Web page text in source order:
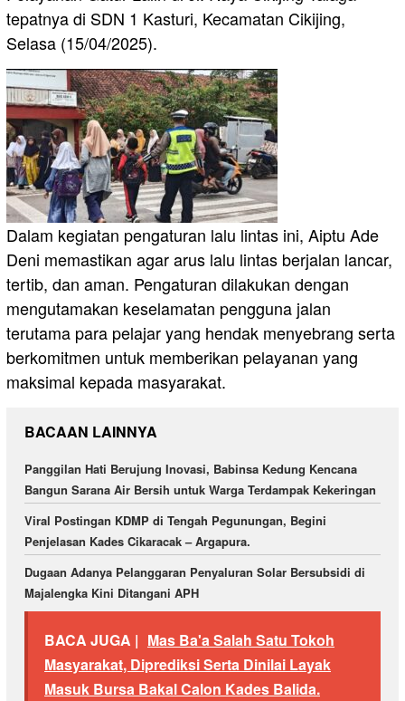
tepatnya di SDN 1 Kasturi, Kecamatan Cikijing,
Selasa (15/04/2025).
Dalam kegiatan pengaturan lalu lintas ini, Aiptu Ade
Deni memastikan agar arus lalu lintas berjalan lancar,
tertib, dan aman. Pengaturan dilakukan dengan
mengutamakan keselamatan pengguna jalan
terutama para pelajar yang hendak menyebrang serta
berkomitmen untuk memberikan pelayanan yang
maksimal kepada masyarakat.
BACAAN LAINNYA
Panggilan Hati Berujung Inovasi, Babinsa Kedung Kencana
Bangun Sarana Air Bersih untuk Warga Terdampak Kekeringan
Viral Postingan KDMP di Tengah Pegunungan, Begini
Penjelasan Kades Cikaracak – Argapura.
Dugaan Adanya Pelanggaran Penyaluran Solar Bersubsidi di
Majalengka Kini Ditangani APH
BACA JUGA | Mas Ba'a Salah Satu Tokoh
Masyarakat, Diprediksi Serta Dinilai Layak
Masuk Bursa Bakal Calon Kades Balida.